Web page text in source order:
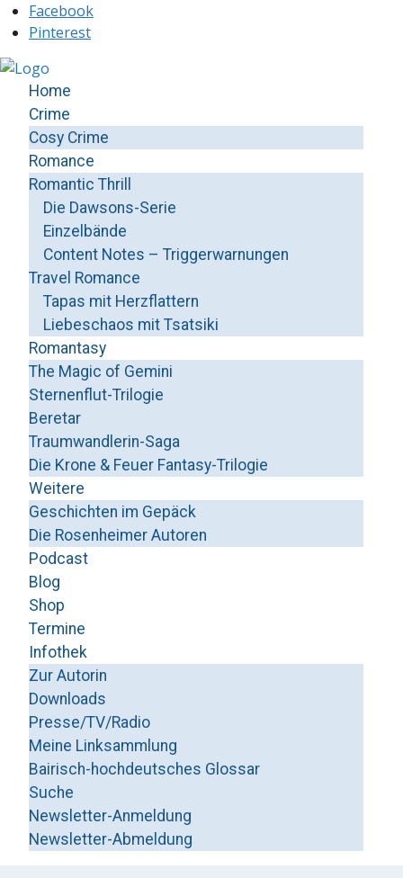
Facebook
Pinterest
Home
Crime
Cosy Crime
Romance
Romantic Thrill
Die Dawsons-Serie
Einzelbände
Content Notes – Triggerwarnungen
Travel Romance
Tapas mit Herzflattern
Liebeschaos mit Tsatsiki
Romantasy
The Magic of Gemini
Sternenflut-Trilogie
Beretar
Traumwandlerin-Saga
Die Krone & Feuer Fantasy-Trilogie
Weitere
Geschichten im Gepäck
Die Rosenheimer Autoren
Podcast
Blog
Shop
Termine
Infothek
Zur Autorin
Downloads
Presse/TV/Radio
Meine Linksammlung
Bairisch-hochdeutsches Glossar
Suche
Newsletter-Anmeldung
Newsletter-Abmeldung